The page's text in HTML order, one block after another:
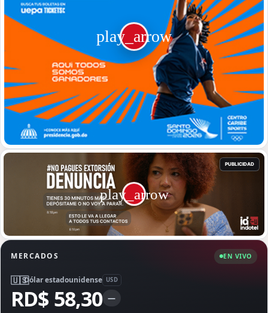
MERCADOS EN VIVO
🇺🇸Dólar estadounidense USD
RD$ 58,30 —